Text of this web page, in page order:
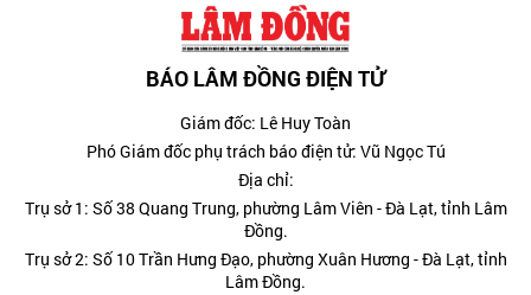
BÁO LÂM ĐỒNG ĐIỆN TỬ
Giám đốc: Lê Huy Toàn
Phó Giám đốc phụ trách báo điện tử: Vũ Ngọc Tú
Địa chỉ:
Trụ sở 1: Số 38 Quang Trung, phường Lâm Viên - Đà Lạt, tỉnh Lâm
Đồng.
Trụ sở 2: Số 10 Trần Hưng Đạo, phường Xuân Hương - Đà Lạt, tỉnh
Lâm Đồng.